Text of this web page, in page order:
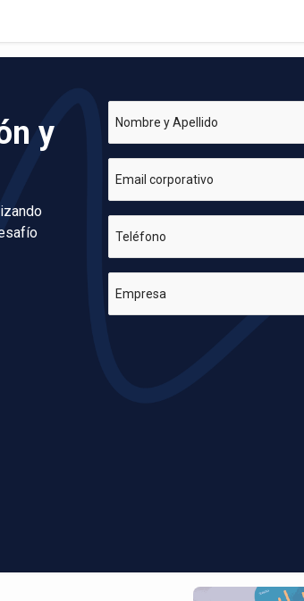
y
Nombre y Apellido
Email corporativo
Teléfono
Empresa